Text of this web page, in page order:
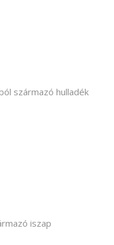
származó hulladék
iszap